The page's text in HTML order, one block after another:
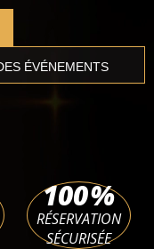
100%
RÉSERVATION
SÉCURISÉE